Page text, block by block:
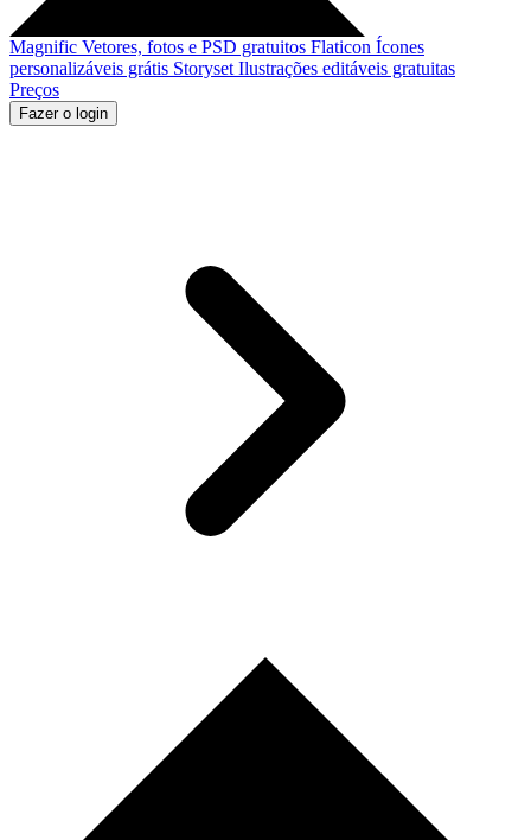
Magnific Vetores, fotos e PSD gratuitos Flaticon Ícones
personalizáveis grátis Storyset Ilustrações editáveis gratuitas
Preços
Fazer o login